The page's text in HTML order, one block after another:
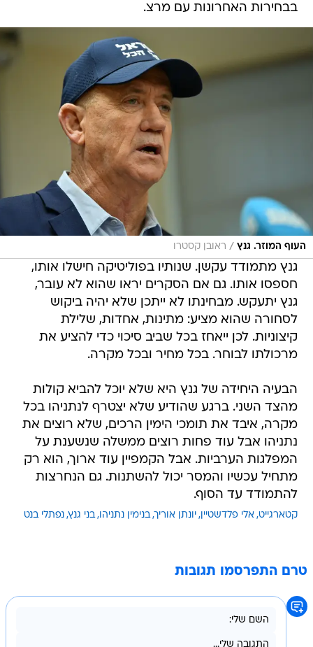
בבחירות האחרונות עם מרצ.
העוף המוזר. גנץ / ראובן קסטרו
גנץ מתמודד עקשן. שנותיו בפוליטיקה חישלו אותו,
חספסו אותו. גם אם הסקרים יראו שהוא לא עובר,
גנץ יתעקש. מבחינתו לא ייתכן שלא יהיה ביקוש
לסחורה שהוא מציע: מתינות, אחדות, שלילת
קיצוניות. לכן ייאחז בכל שביב סיכוי כדי להציע את
מרכולתו לבוחר. בכל מחיר ובכל מקרה.
הבעיה היחידה של גנץ היא שלא יוכל להביא קולות
מהצד השני. ברגע שהודיע שלא יצטרף לנתניהו בכל
מקרה, איבד את תומכי הימין הרכים, שלא רוצים את
נתניהו אבל עוד פחות רוצים ממשלה שנשענת על
המפלגות הערביות. אבל הקמפיין עוד ארוך, הוא רק
מתחיל עכשיו והמסר יכול להשתנות. גם הנחרצות
להתמודד עד הסוף.
קטארגייט אלי פלדשטיין יונתן אוריך בנימין נתניהו בני גנץ נפתלי בנט
טרם התפרסמו תגובות